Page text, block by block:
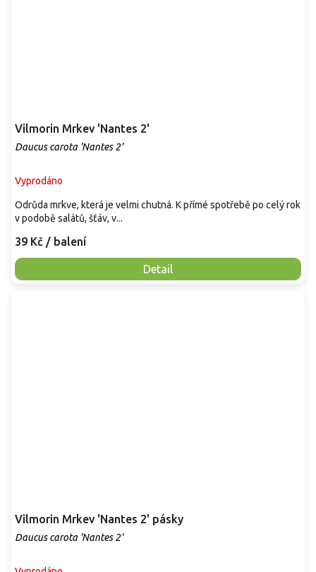
Vilmorin Mrkev 'Nantes 2'
Daucus carota 'Nantes 2'
Vyprodáno
39 Kč / balení
Detail
Odrůda mrkve, která je velmi chutná. K přímé spotřebě po celý rok
v podobě salátů, šťáv, v...
Vilmorin Mrkev 'Nantes 2' pásky
Daucus carota 'Nantes 2'